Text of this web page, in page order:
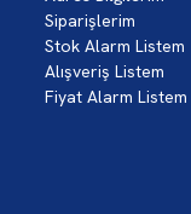
Siparişlerim
Stok Alarm Listem
Alışveriş Listem
Fiyat Alarm Listem